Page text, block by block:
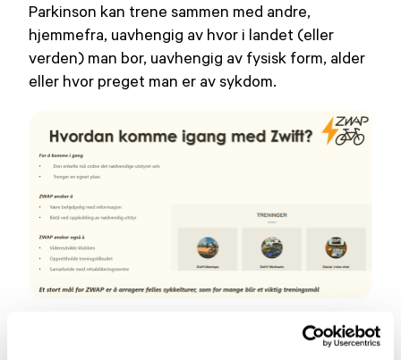
Parkinson kan trene sammen med andre,
hjemmefra, uavhengig av hvor i landet (eller
verden) man bor, uavhengig av fysisk form, alder
eller hvor preget man er av sykdom.